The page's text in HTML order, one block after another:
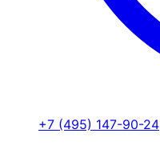
+7 (495) 147-90-24